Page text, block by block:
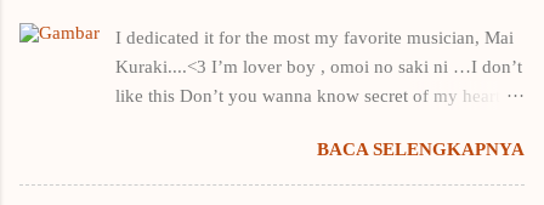
buku Draf 1: Taktik Menulis Fiksi Pertamamu
milik Winna Efendi. Salah satu pembahasan di
buku tersebut adalah menulis kerangka
Platonic . Dan kerangka amburadul itu -kala itu
I dedicated it for the most my favorite musician, Mai
Kuraki....<3 I’m lover boy , omoi no saki ni …I don’t
like this Don’t you wanna know secret of my heart ?
only one for me , you’re like a star in the night
You’re key to my heart I hope you can feel…
BACA SELENGKAPNYA